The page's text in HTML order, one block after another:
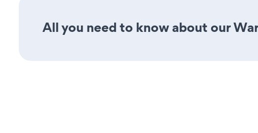
All you need to know about our